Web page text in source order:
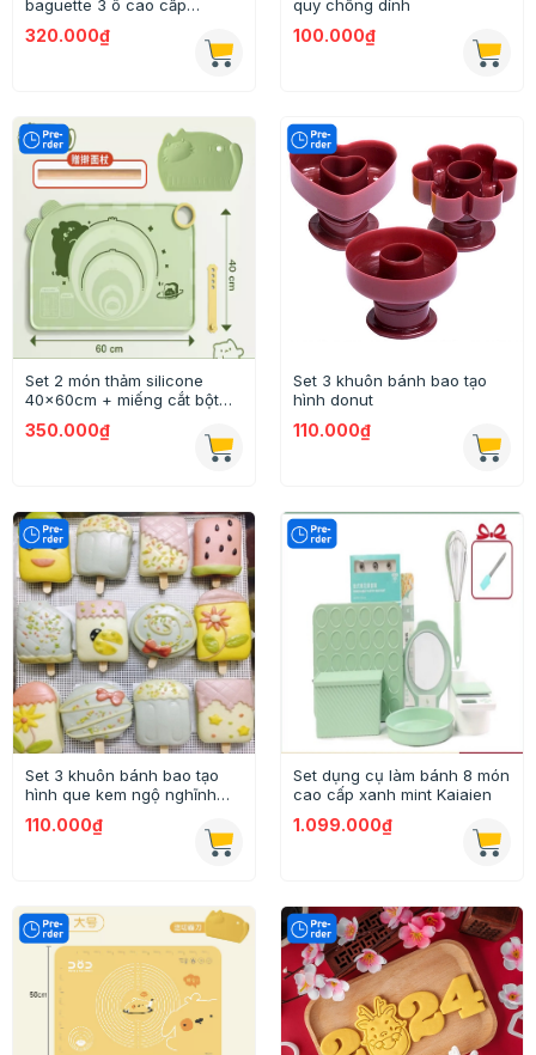
baguette 3 ô cao cấp
320.000₫
quy chống dính
100.000₫
Set 2 món thảm silicone
40x60cm + miếng cắt bột
350.000₫
Set 3 khuôn bánh bao tạo
hình donut
110.000₫
Set 3 khuôn bánh bao tạo
hình que kem ngộ nghĩnh
110.000₫
Set dụng cụ làm bánh 8 món
cao cấp xanh mint Kaiaien
1.099.000₫